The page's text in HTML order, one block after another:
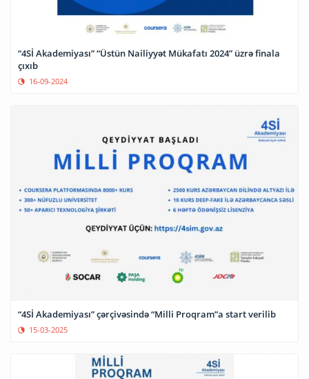
“4Sİ Akademiyası” “Üstün Nailiyyət Mükafatı 2024” üzrə finala
çıxıb
16-09-2024
“4Sİ Akademiyası” çərçivəsində “Milli Proqram”a start verilib
15-03-2025